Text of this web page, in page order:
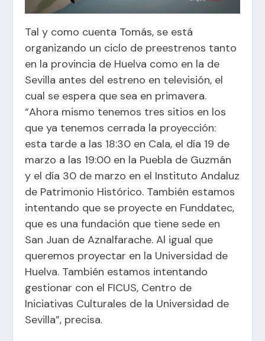
Tal y como cuenta Tomás, se está
organizando un ciclo de preestrenos tanto
en la provincia de Huelva como en la de
Sevilla antes del estreno en televisión, el
cual se espera que sea en primavera.
“Ahora mismo tenemos tres sitios en los
que ya tenemos cerrada la proyección:
esta tarde a las 18:30 en Cala, el día 19 de
marzo a las 19:00 en la Puebla de Guzmán
y el día 30 de marzo en el Instituto Andaluz
de Patrimonio Histórico. También estamos
intentando que se proyecte en Funddatec,
que es una fundación que tiene sede en
San Juan de Aznalfarache. Al igual que
queremos proyectar en la Universidad de
Huelva. También estamos intentando
gestionar con el FICUS, Centro de
Iniciativas Culturales de la Universidad de
Sevilla”, precisa.